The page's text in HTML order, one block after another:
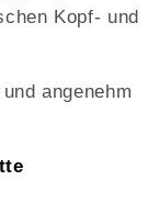
Kopf- und
angenehm